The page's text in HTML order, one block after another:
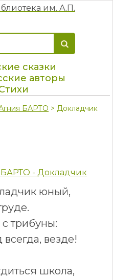
сказки
авторы
БАРТО > Докладчик
БАРТО - Докладчик
юный,
трибуны:
везде!
школа,